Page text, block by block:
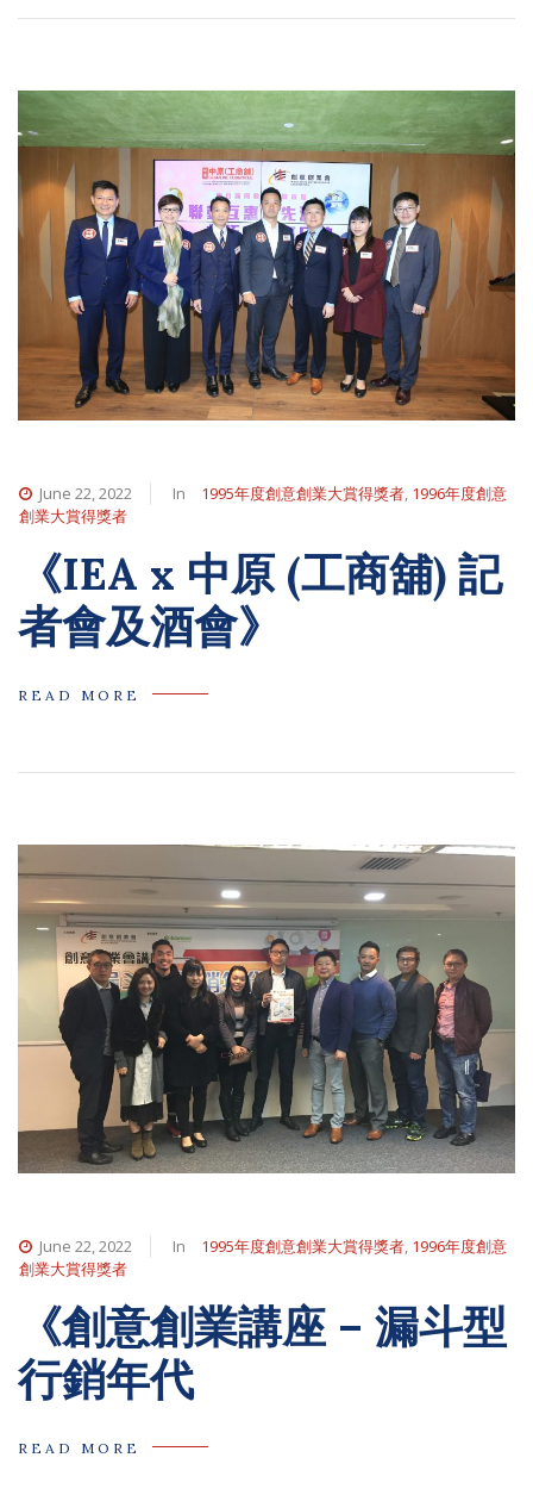
June 22, 2022 In 1995年度創意創業大賞得獎者 1996年度創意
創業大賞得獎者
《IEA x 中原 (工商舖) 記
者會及酒會》
READ MORE
June 22, 2022 In 1995年度創意創業大賞得獎者, 1996年度創意
創業大賞得獎者
《創意創業講座 – 漏斗型
行銷年代
READ MORE